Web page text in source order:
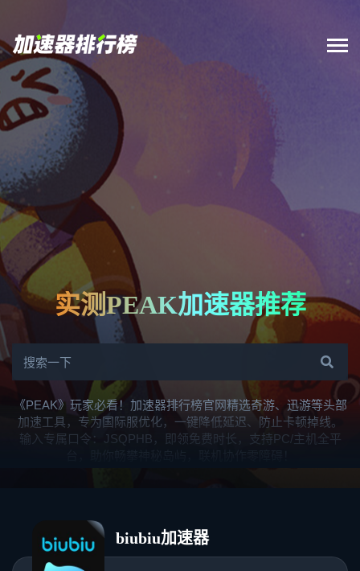
实测PEAK加速器推荐
《PEAK》玩家必看！加速器排行榜官网精选奇游、迅游等头部
加速工具，专为国际服优化，一键降低延迟、防止卡顿掉线。
输入专属口令：JSQPHB，即领免费时长，支持PC/主机全平
biubiu加速器